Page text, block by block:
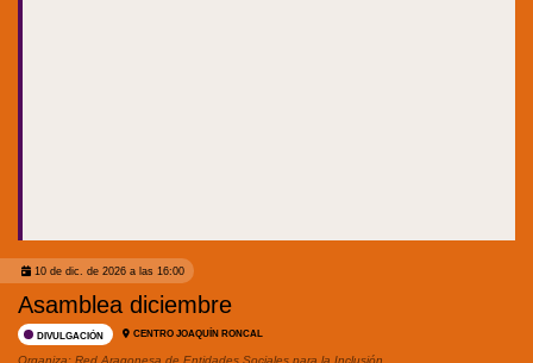
10 de dic. de 2026 a las 16:00
Asamblea diciembre
DIVULGACIÓN CENTRO JOAQUÍN RONCAL
Organiza: Red Aragonesa de Entidades Sociales para la Inclusión